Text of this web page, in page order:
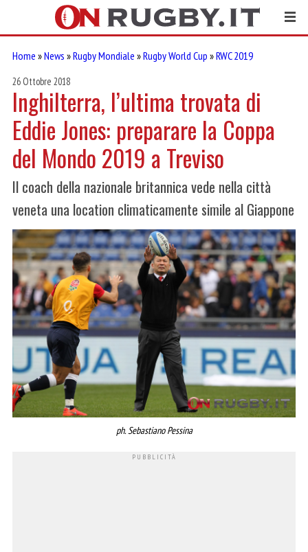
Home »News »Rugby Mondiale »Rugby World Cup »RWC 2019
26 Ottobre 2018
Inghilterra, l’ultima trovata di
Eddie Jones: preparare la Coppa
del Mondo 2019 a Treviso
Il coach della nazionale britannica vede nella città
veneta una location climaticamente simile al Giappone
ph. Sebastiano Pessina